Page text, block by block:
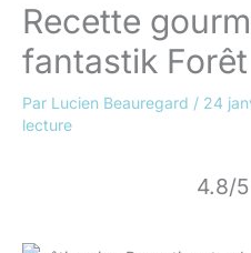
Recette
fantastik
Par Lucien Beauregard / 24
lecture
4.8/